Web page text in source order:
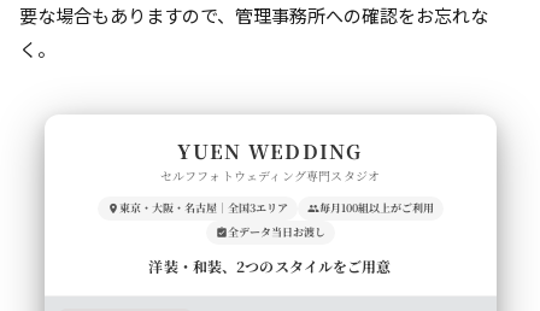
要な場合もありますので、管理事務所への確認をお忘れな
く。
YUEN WEDDING
セルフフォトウェディング専門スタジオ
東京・大阪・名古屋｜全国3エリア
毎月100組以上がご利用
全データ当日お渡し
洋装・和装、2つのスタイルをご用意